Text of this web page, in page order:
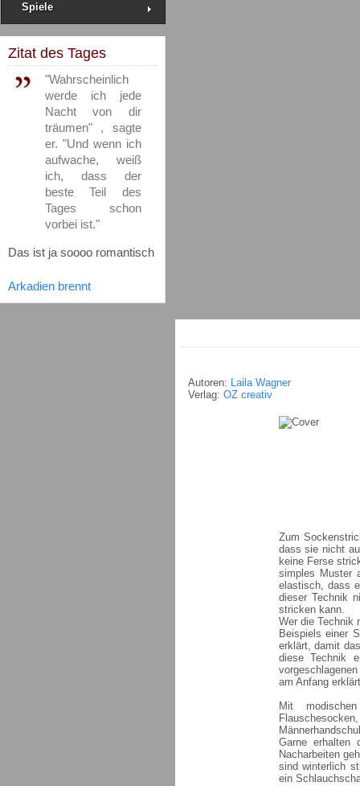
Spiele
Zitat des Tages
"Wahrscheinlich
werde ich jede
Nacht von dir
träumen" , sagte
er. "Und wenn ich
aufwache, weiß
ich, dass der
beste Teil des
Tages schon
vorbei ist."
Das ist ja soooo romantisch
Arkadien brennt
Autoren: Laila Wagner
Verlag: OZ creativ
Zum
dass sie nicht
keine Ferse
simples Muster
elastisch, dass
dieser Technik
stricken kann.
Wer die Technik
Beispiels einer
erklärt, damit
diese Technik
am Anfang
Mit
Garne erhalten
Nacharbeiten
sind winterlich
ein